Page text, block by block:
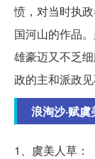
愤，对当时执
国河山的作品
雄豪迈又不乏
政的主和派政
浪淘沙·赋
1、虞美人草：